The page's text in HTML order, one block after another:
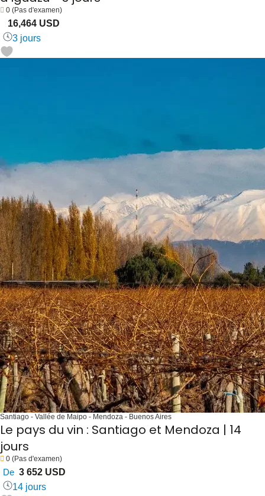
0 (Pas d'examen)
16,464 USD
3 jours
Santiago - Vallée de Maipo - Mendoza - Buenos Aires
Le pays du vin : Santiago et Mendoza | 14
jours
0 (Pas d'examen)
De 3 652 USD
14 jours